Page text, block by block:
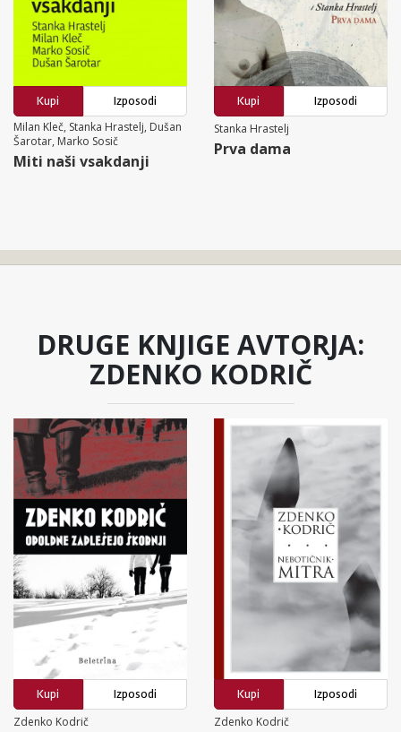
Kupi
Izposodi
Milan Kleč, Stanka Hrastelj, Dušan
Šarotar, Marko Sosič
Miti naši vsakdanji
Kupi
Izposodi
Stanka Hrastelj
Prva dama
DRUGE KNJIGE AVTORJA:
ZDENKO KODRIČ
Kupi
Izposodi
Zdenko Kodrič
Kupi
Izposodi
Zdenko Kodrič